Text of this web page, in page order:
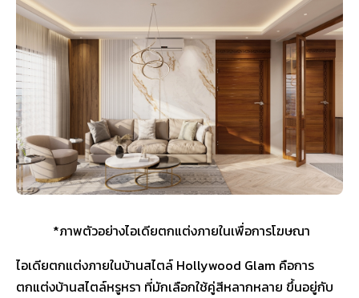
*ภาพตัวอย่างไอเดียตกแต่งภายในเพื่อการโฆษณา
ไอเดียตกแต่งภายในบ้านสไตล์ Hollywood Glam คือการ
ตกแต่งบ้านสไตล์หรูหรา ที่มักเลือกใช้คู่สีหลากหลาย ขึ้นอยู่กับ